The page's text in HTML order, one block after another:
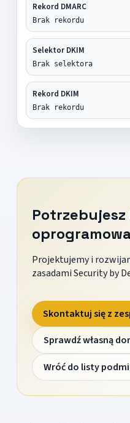
Rekord DMARC
Brak rekordu
Selektor DKIM
Brak selektora
Rekord DKIM
Brak rekordu
Projektujemy i
zasadami Security by
Skontaktuj się z
Sprawdź własną
Wróć do listy